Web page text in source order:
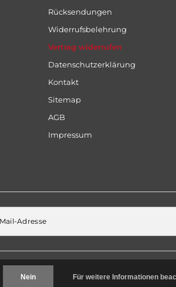
Rücksendungen
Widerrufsbelehrung
Vertrag widerrufen
Datenschutzerklärung
Kontakt
Sitemap
AGB
Impressum
Nein Für weitere Informationen